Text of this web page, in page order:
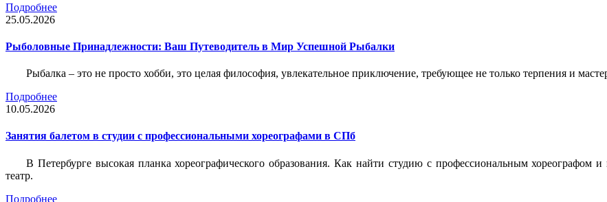
Подробнее
25.05.2026
Рыболовные Принадлежности: Ваш Путеводитель в Мир Успешной Рыбалки
Рыбалка – это не просто хобби, это целая философия, увлекательное приключение, требующее не только терпения и
Подробнее
10.05.2026
Занятия балетом в студии с профессиональными хореографами в СПб
В Петербурге высокая планка хореографического образования. Как найти студию с профессиональным хореографом
театр.
Подробнее